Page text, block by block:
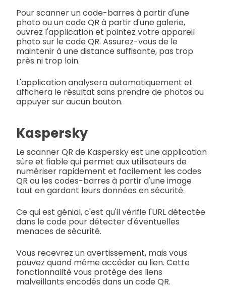
Pour scanner un code-barres à partir d'une
photo ou un code QR à partir d'une galerie,
ouvrez l'application et pointez votre appareil
photo sur le code QR. Assurez-vous de le
maintenir à une distance suffisante, pas trop
près ni trop loin.
L'application analysera automatiquement et
affichera le résultat sans prendre de photos ou
appuyer sur aucun bouton.
Kaspersky
Le scanner QR de Kaspersky est une application
sûre et fiable qui permet aux utilisateurs de
numériser rapidement et facilement les codes
QR ou les codes-barres à partir d'une image
tout en gardant leurs données en sécurité.
Ce qui est génial, c'est qu'il vérifie l'URL détectée
dans le code pour détecter d'éventuelles
menaces de sécurité.
Vous recevrez un avertissement, mais vous
pouvez quand même accéder au lien. Cette
fonctionnalité vous protège des liens
malveillants encodés dans un code QR.